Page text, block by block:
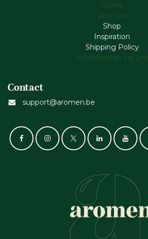
Home
Über uns
Shop
Inspiration
Shipping Policy
Kontaktieren Sie uns
Contact
support@aromen.be